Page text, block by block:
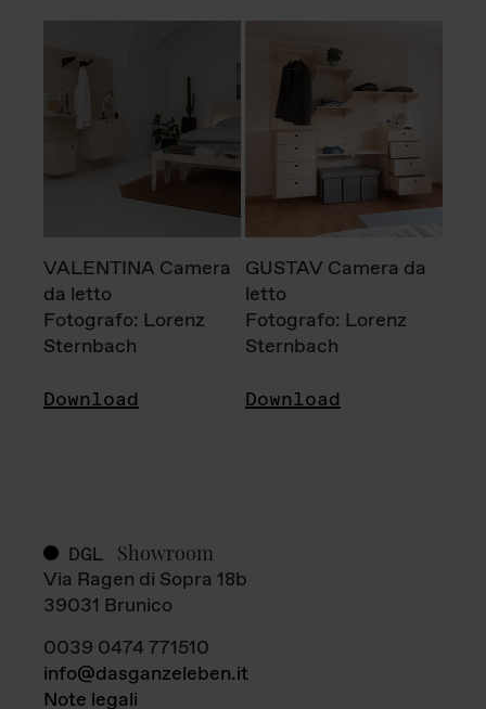
VALENTINA Camera
da letto
Fotografo: Lorenz
Sternbach
Download
GUSTAV Camera da
letto
Fotografo: Lorenz
Sternbach
Download
DGL Showroom
Via Ragen di Sopra 18b
39031 Brunico
0039 0474 771510
info@dasganzeleben.it
Note legali